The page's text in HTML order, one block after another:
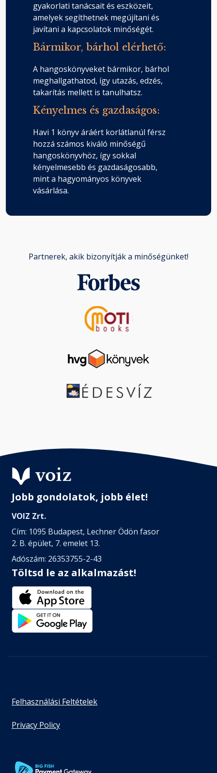
gyakorlati tanácsait és eszközeit,
amelyek segíthetnek megújítani és
javítani a kapcsolatok minőségét.
Bármikor, bárhol elérhető:
A hangoskönyveket bármikor, bárhol
meghallgathatod, így utazás, edzés,
takarítás mellett is tanulhatsz.
Kényelmes és gazdaságos:
Havi 1 könyv áráért korlátlanúl férsz
hozzá számos kiváló minőségű
hangoskönyvhöz, így sokkal
kényelmesebb és gazdaságosabb,
mint a hagyományos könyvek
vásárlása.
Partnerek, akik bizonyítják a minőségünket!
Jobb gondolatok, jobb élet!
VOIZ Zrt.
Cím: 1095 Budapest, Lechner Ödön fasor
2. B. épület, 7. emelet 13.
Adószám: 26353755-2-43
Töltsd le az alkalmazást!
Felhasználási Feltételek
Privacy Policy